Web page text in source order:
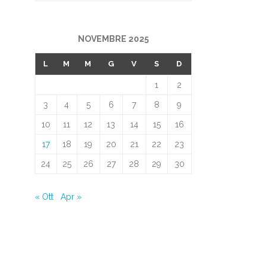
NOVEMBRE 2025
L M M G V S D
1 2
3 4 5 6 7 8 9
10 11 12 13 14 15 16
17 18 19 20 21 22 23
24 25 26 27 28 29 30
« Ott Apr »